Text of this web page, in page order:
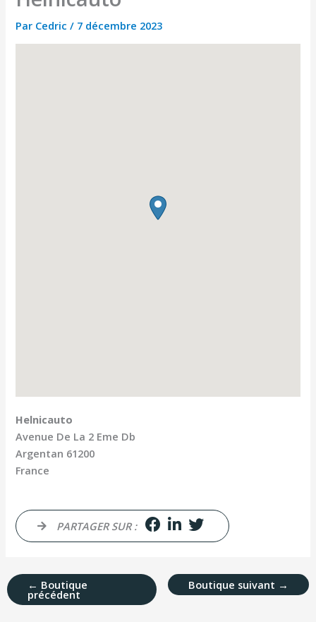
Par Cedric/ 7 décembre 2023
Helnicauto
Avenue De La 2 Eme Db
Argentan 61200
France
PARTAGER SUR :
← Boutique
précédent
Boutique suivant →